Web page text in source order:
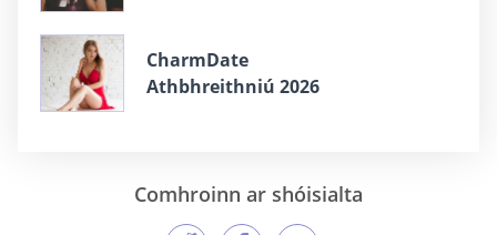
CharmDate
Athbhreithniú 2026
Comhroinn ar shóisialta